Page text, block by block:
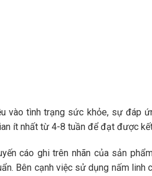
vào tình trạng sức khỏe, sự đáp
ít nhất từ 4-8 tuần để đạt được
cáo ghi trên nhãn của sản
Bên cạnh việc sử dụng nấm linh